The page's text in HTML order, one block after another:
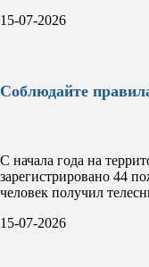
15-07-2026
Соблюдайте
С начала года на
зарегистрировано 44
человек получил
15-07-2026